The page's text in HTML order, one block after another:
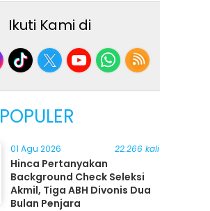
Ikuti Kami di
POPULER
01 Agu 2026 22.266 kali
Hinca Pertanyakan
Background Check Seleksi
Akmil, Tiga ABH Divonis Dua
Bulan Penjara